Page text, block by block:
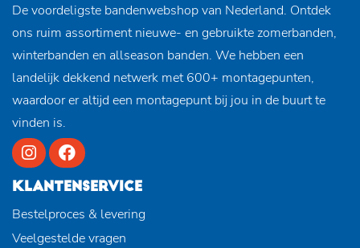
De voordeligste bandenwebshop van Nederland. Ontdek
ons ruim assortiment nieuwe- en gebruikte zomerbanden,
winterbanden en allseason banden. We hebben een
landelijk dekkend netwerk met 600+ montagepunten,
waardoor er altijd een montagepunt bij jou in de buurt te
vinden is.
KLANTENSERVICE
Bestelproces & levering
Veelgestelde vragen